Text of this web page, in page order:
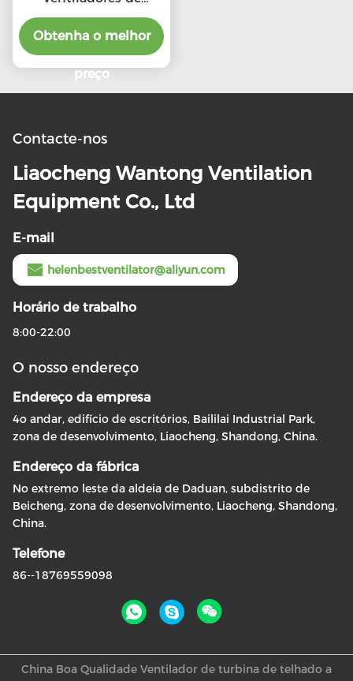
telhado de escape de
alta CFM com preço
preferencial
Obtenha o melhor
preço
Contacte-nos
Liaocheng Wantong Ventilation
Equipment Co., Ltd
E-mail
helenbestventilator@aliyun.com
Horário de trabalho
8:00-22:00
O nosso endereço
Endereço da empresa
4o andar, edifício de escritórios, Baililai Industrial Park,
zona de desenvolvimento, Liaocheng, Shandong, China.
Endereço da fábrica
No extremo leste da aldeia de Daduan, subdistrito de
Beicheng, zona de desenvolvimento, Liaocheng, Shandong,
China.
Telefone
86--18769559098
China Boa Qualidade Ventilador de turbina de telhado a